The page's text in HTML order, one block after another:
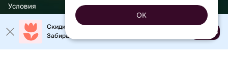
Условия
Обработка персональных данных
Скидка 20% на первый заказ!
Забирайте промокод в приложении!
Открыть
TURKISH
POLISH
OK